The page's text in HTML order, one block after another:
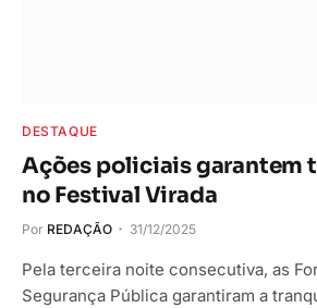
DESTAQUE
Ações policiais garantem
no Festival Virada
Por REDAÇÃO 31/12/2025
Pela terceira noite consecutiva, as
Segurança Pública garantiram a